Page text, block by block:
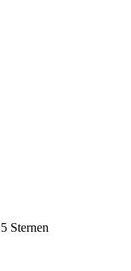
Sternen